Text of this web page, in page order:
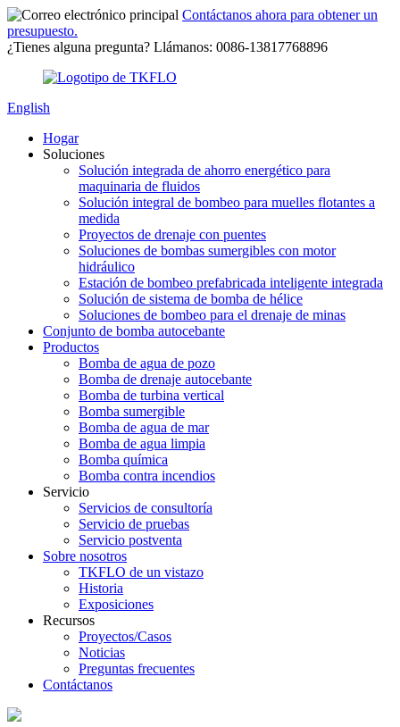
Contáctanos ahora para obtener un
presupuesto.
¿Tienes alguna pregunta? Llámanos: 0086-13817768896
English
Hogar
Soluciones
Solución integrada de ahorro energético para
maquinaria de fluidos
Solución integral de bombeo para muelles flotantes a
medida
Proyectos de drenaje con puentes
Soluciones de bombas sumergibles con motor
hidráulico
Estación de bombeo prefabricada inteligente integrada
Solución de sistema de bomba de hélice
Soluciones de bombeo para el drenaje de minas
Conjunto de bomba autocebante
Productos
Bomba de agua de pozo
Bomba de drenaje autocebante
Bomba de turbina vertical
Bomba sumergible
Bomba de agua de mar
Bomba de agua limpia
Bomba química
Bomba contra incendios
Servicio
Servicios de consultoría
Servicio de pruebas
Servicio postventa
Sobre nosotros
TKFLO de un vistazo
Historia
Exposiciones
Recursos
Proyectos/Casos
Noticias
Preguntas frecuentes
Contáctanos